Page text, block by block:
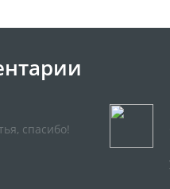
спасибо!